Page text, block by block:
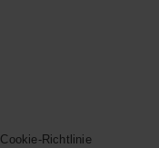
Cookie-Richtlinie